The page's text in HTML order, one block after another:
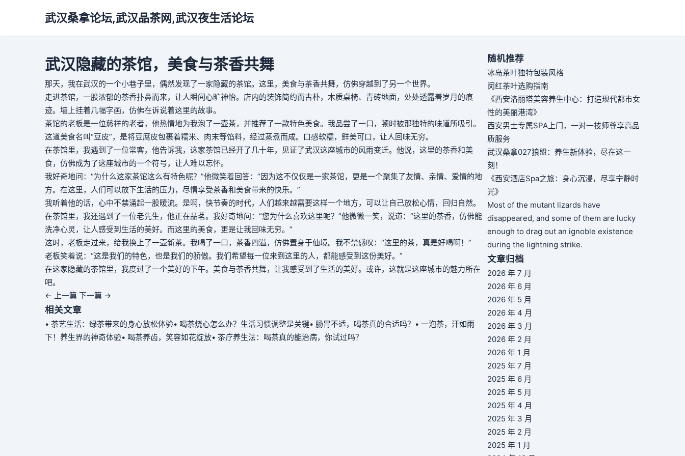
武汉桑拿论坛,武汉品茶网,武汉夜生活论坛
武汉隐藏的茶馆，美食与茶香共舞
那天，我在武汉的一个小巷子里，偶然发现了一家隐藏的茶馆。这里，美食与茶香共舞，仿佛穿越到了另一个世界。
走进茶馆，一股浓郁的茶香扑鼻而来，让人瞬间心旷神怡。店内的装饰简约而古朴，木质桌椅、青砖地面，处处透露着岁月的痕
迹。墙上挂着几幅字画，仿佛在诉说着这里的故事。
茶馆的老板是一位慈祥的老者，他热情地为我泡了一壶茶，并推荐了一款特色美食。我品尝了一口，顿时被那独特的味道所吸引。
这道美食名叫“豆皮”，是将豆腐皮包裹着糯米、肉末等馅料，经过蒸煮而成。口感软糯，鲜美可口，让人回味无穷。
在茶馆里，我遇到了一位常客，他告诉我，这家茶馆已经开了几十年，见证了武汉这座城市的风雨变迁。他说，这里的茶香和美
食，仿佛成为了这座城市的一个符号，让人难以忘怀。
我好奇地问：“为什么这家茶馆这么有特色呢？”他微笑着回答：“因为这不仅仅是一家茶馆，更是一个聚集了友情、亲情、爱情的地
方。在这里，人们可以放下生活的压力，尽情享受茶香和美食带来的快乐。”
我听着他的话，心中不禁涌起一股暖流。是啊，快节奏的时代，人们越来越需要这样一个地方，可以让自己放松心情，回归自然。
在茶馆里，我还遇到了一位老先生，他正在品茗。我好奇地问：“您为什么喜欢这里呢？”他微微一笑，说道：“这里的茶香，仿佛能
洗净心灵，让人感受到生活的美好。而这里的美食，更是让我回味无穷。”
这时，老板走过来，给我换上了一壶新茶。我喝了一口，茶香四溢，仿佛置身于仙境。我不禁感叹：“这里的茶，真是好喝啊！”
老板笑着说：“这是我们的特色，也是我们的骄傲。我们希望每一位来到这里的人，都能感受到这份美好。”
在这家隐藏的茶馆里，我度过了一个美好的下午。美食与茶香共舞，让我感受到了生活的美好。或许，这就是这座城市的魅力所在
吧。
← 上一篇 下一篇 →
相关文章
• 茶艺生活：绿茶带来的身心放松体验• 喝茶烧心怎么办？生活习惯调整是关键• 肠胃不适，喝茶真的合适吗？ • 一泡茶，汗如雨
下！养生界的神奇体验• 喝茶养齿，笑容如花绽放• 茶疗养生法：喝茶真的能治病，你试过吗？
随机推荐
冰岛茶叶独特包装风格
闵红茶叶选购指南
《西安洛丽塔美容养生中心：打造现代都市女
性的美丽港湾》
西安男士专属SPA上门，一对一技师尊享高品
质服务
武汉桑拿027狼盟：养生新体验，尽在这一
刻！
《西安酒店Spa之旅：身心沉浸，尽享宁静时
光》
Most of the mutant lizards have
disappeared, and some of them are lucky
enough to drag out an ignoble existence
during the lightning strike.
文章归档
2026 年 7 月
2026 年 6 月
2026 年 5 月
2026 年 4 月
2026 年 3 月
2026 年 2 月
2026 年 1 月
2025 年 7 月
2025 年 6 月
2025 年 5 月
2025 年 4 月
2025 年 3 月
2025 年 2 月
2025 年 1 月